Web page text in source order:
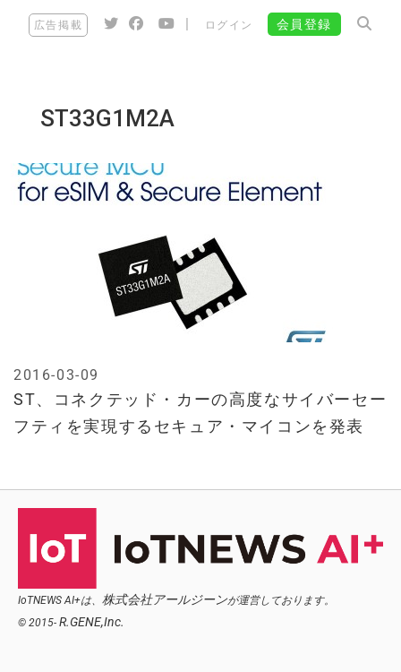
広告掲載 ログイン 会員登録
ST33G1M2A
ST、コネクテッド・カーの高度なサイバーセー
フティを実現するセキュア・マイコンを発表
2016-03-09
IoTNEWS AI+は、 株式会社アールジーンが運営しております。
© 2015- R.GENE,Inc.